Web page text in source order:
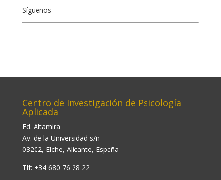
Síguenos
Centro de Investigación de Psicología
Aplicada
Ed. Altamira
Av. de la Universidad s/n
03202, Elche, Alicante, España
Tlf: +34 680 76 28 22